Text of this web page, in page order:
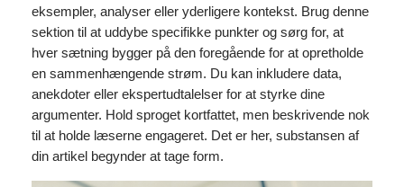
eksempler, analyser eller yderligere kontekst. Brug denne
sektion til at uddybe specifikke punkter og sørg for, at
hver sætning bygger på den foregående for at opretholde
en sammenhængende strøm. Du kan inkludere data,
anekdoter eller ekspertudtalelser for at styrke dine
argumenter. Hold sproget kortfattet, men beskrivende nok
til at holde læserne engageret. Det er her, substansen af
din artikel begynder at tage form.